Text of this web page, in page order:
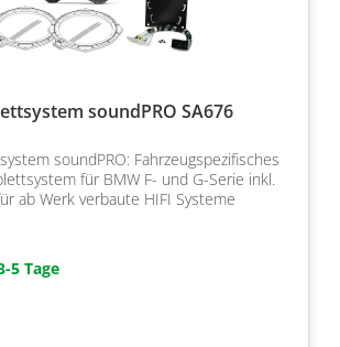
soundPRO SA676
soundPRO: Fahrzeugspezifisches
für BMW F- und G-Serie inkl.
ab Werk verbaute HIFI Systeme
5 Tage